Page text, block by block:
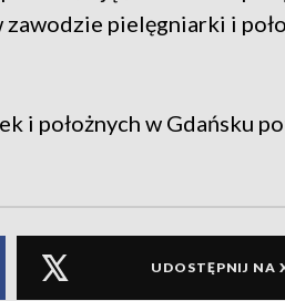
zawodzie pielęgniarki i
i położnych w Gdańsku
UDOSTĘPNIJ NA